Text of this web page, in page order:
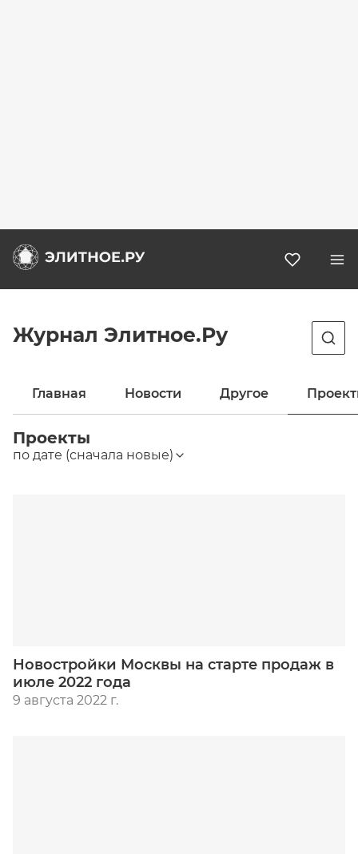
Журнал Элитное.Ру
Главная Новости Другое
Проекты
по дате (сначала новые)
Новостройки Москвы на старте продаж в
июле 2022 года
9 августа 2022 г.